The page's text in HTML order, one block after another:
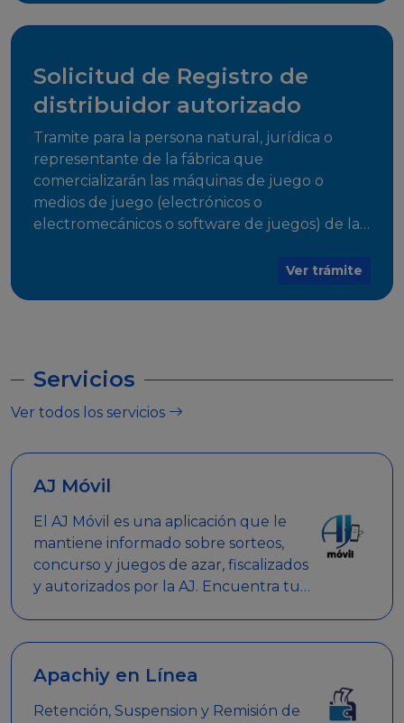
Solicitud de Registro de
distribuidor autorizado
Tramite para la persona natural, jurídica o
representante de la fábrica que
comercializarán las máquinas de juego o
medios de juego (electrónicos o
electromecánicos o software de juegos) de las
Ver trámite
Servicios
Ver todos los servicios
AJ Móvil
El AJ Móvil es una aplicación que le
mantiene informado sobre sorteos,
concurso y juegos de azar, fiscalizados
y autorizados por la AJ. Encuentra tus
clave.
Apachiy en Línea
Retención, Suspension y Remisión de